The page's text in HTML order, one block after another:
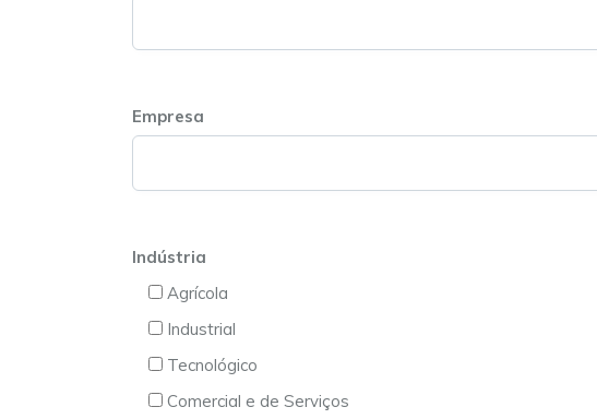
Empresa
Indústria
Agrícola
Industrial
Tecnológico
Comercial e de Serviços